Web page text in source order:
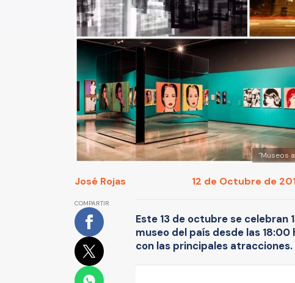
"Museos
José Rojas 12 de Octubre de
COMPARTIR
Este 13 de octubre se celebran
museo del país desde las 18:00
con las principales atracciones.